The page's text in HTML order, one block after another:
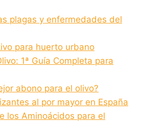
plagas y enfermedades del
para huerto urbano
1ª Guía Completa para
abono para el olivo?
al por mayor en España
los Aminoácidos para el